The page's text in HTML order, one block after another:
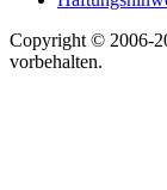
Copyright © 2006-
vorbehalten.